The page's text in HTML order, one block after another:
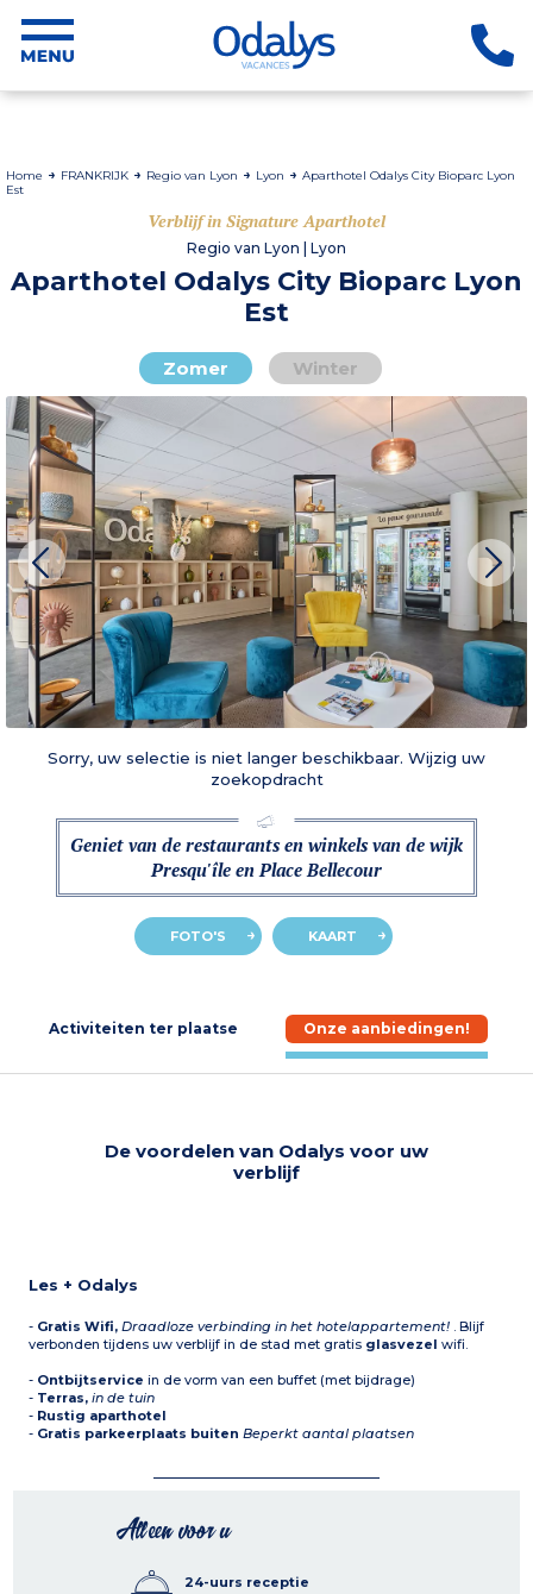
Home FRANKRIJK Regio van Lyon Lyon
Aparthotel Odalys City Bioparc Lyon
Est
Verblijf in Signature Aparthotel
Regio van Lyon | Lyon
Aparthotel Odalys City Bioparc Lyon
Est
Zomer Winter
Sorry, uw selectie is niet langer beschikbaar. Wijzig uw
zoekopdracht
Geniet van de restaurants en winkels van de wijk
Presqu'île en Place Bellecour
FOTO'S KAART
Activiteiten ter plaatse Onze aanbiedingen!
De voordelen van Odalys voor uw
verblijf
Les + Odalys
- Gratis Wifi,Draadloze verbinding in het hotelappartement! . Blijf
verbonden tijdens uw verblijf in de stad met gratis glasvezel wifi.
- Ontbijtservice in de vorm van een buffet (met bijdrage)
- Terras,in de tuin
- Rustig aparthotel
- Gratis parkeerplaats buiten Beperkt aantal plaatsen
Alleen voor u
24-uurs receptie